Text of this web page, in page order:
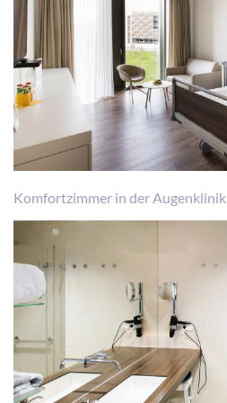
Komfortzimmer in der Augenklinik